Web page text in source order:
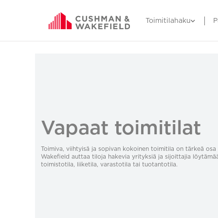
Toimitilahaku
Vapaat toimitilat
Toimiva, viihtyisä ja sopivan kokoinen toimitila on tärkeä osa
Wakefield auttaa tiloja hakevia yrityksiä ja sijoittajia
toimistotila, liiketila, varastotila tai tuotantotila.